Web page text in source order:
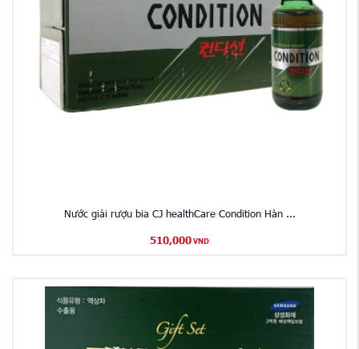
Nước giải rượu bia CJ healthCare Condition Hàn ...
510,000 VND